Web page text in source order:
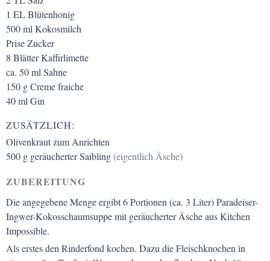
1 ELBlütenhonig
500ml Kokosmilch
PriseZucker
8 BlätterKaffirlimette
ca. 50ml Sahne
150 gCreme fraiche
40ml Gin
ZUSÄTZLICH:
Olivenkraut zum Anrichten
500 g geräucherter Saibling (eigentlich Äsche)
ZUBEREITUNG
Die angegebene Menge ergibt 6 Portionen (ca. 3 Liter) Paradeiser-
Ingwer-Kokosschaumsuppe mit geräucherter Äsche aus Kitchen
Impossible.
Als erstes den Rinderfond kochen. Dazu die Fleischknochen in